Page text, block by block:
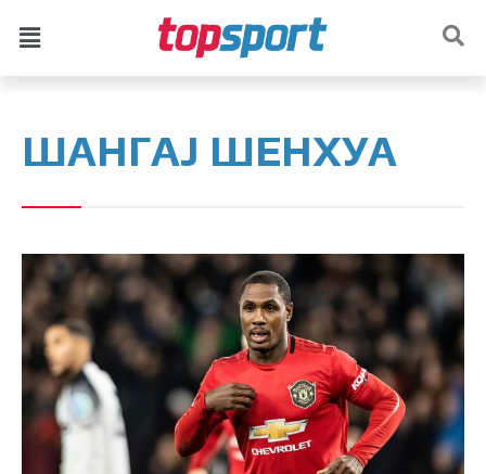
ШАНГАЈ ШЕНХУА